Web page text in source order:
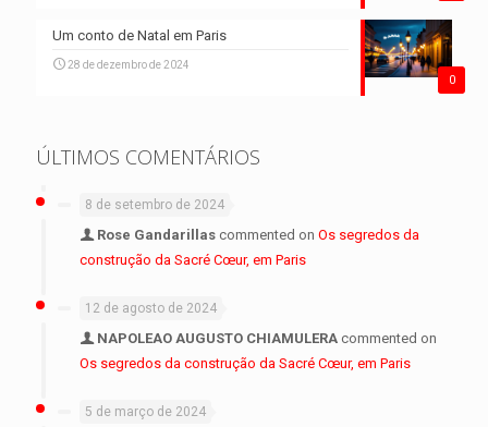
0
Um conto de Natal em Paris
28 de dezembro de 2024
ÚLTIMOS COMENTÁRIOS
8 de setembro de 2024
Rose Gandarillas commented on Os segredos da
construção da Sacré Cœur, em Paris
12 de agosto de 2024
NAPOLEAO AUGUSTO CHIAMULERA commented on
Os segredos da construção da Sacré Cœur, em Paris
5 de março de 2024